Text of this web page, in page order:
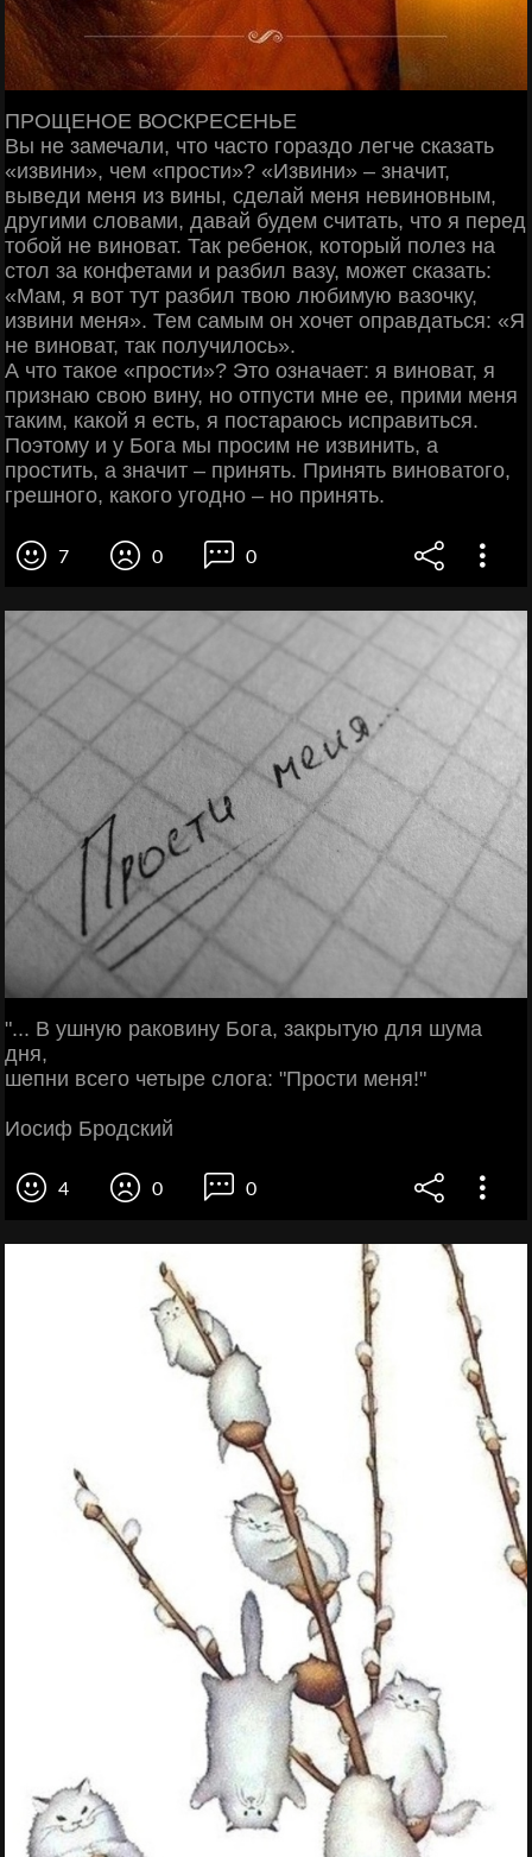
ПРОЩЕНОЕ ВОСКРЕСЕНЬЕ
Вы не замечали, что часто гораздо легче сказать
«извини», чем «прости»? «Извини» – значит,
выведи меня из вины, сделай меня невиновным,
другими словами, давай будем считать, что я перед
тобой не виноват. Так ребенок, который полез на
стол за конфетами и разбил вазу, может сказать:
«Мам, я вот тут разбил твою любимую вазочку,
извини меня». Тем самым он хочет оправдаться: «Я
не виноват, так получилось».
А что такое «прости»? Это означает: я виноват, я
признаю свою вину, но отпусти мне ее, прими меня
таким, какой я есть, я постараюсь исправиться.
Поэтому и у Бога мы просим не извинить, а
простить, а значит – принять. Принять виноватого,
грешного, какого угодно – но принять.
7 0 0
"... В ушную раковину Бога, закрытую для шума
дня,
шепни всего четыре слога: "Прости меня!"
Иосиф Бродский
4 0 0